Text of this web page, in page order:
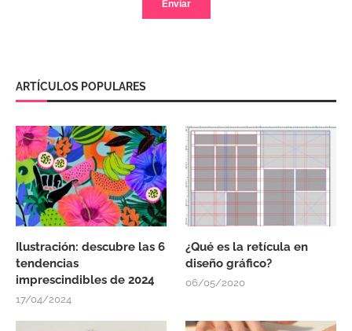
ARTÍCULOS POPULARES
Ilustración: descubre las 6
tendencias
imprescindibles de 2024
17/04/2024
¿Qué es la retícula en
diseño gráfico?
06/05/2020